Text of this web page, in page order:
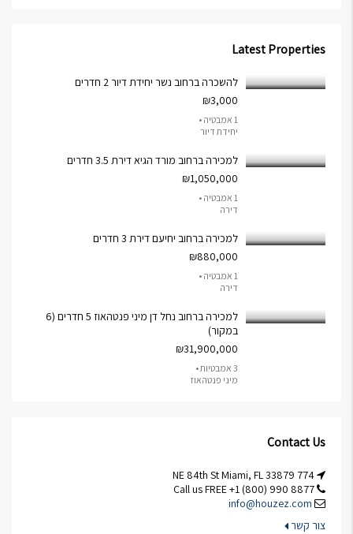
Latest Properties
להשכרה ברחוב נשר יחידת דיור 2 חדרים
₪3,000
1 אמבטיה •
יחידת דיור
למכירה ברחוב מורד הגיא דירת 3.5 חדרים
₪1,050,000
1 אמבטיה •
דירה
למכירה ברחוב יחיעם דירת 3 חדרים
₪880,000
1 אמבטיה •
דירה
למכירה ברחוב נחל דן מיני פנטהאוז 5 חדרים (6
במקור)
₪31,900,000
3 אמבטיות •
מיני פנטהאוז
Contact Us
info@houzez.com
צור קשר